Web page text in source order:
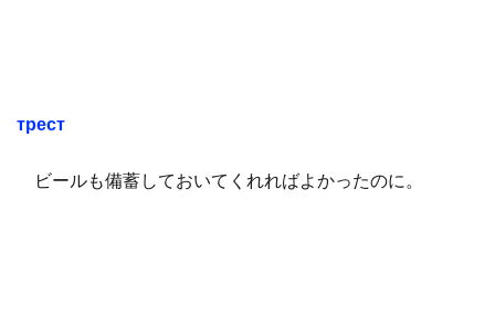
трест
ビールも備蓄しておいてくれればよかったのに。